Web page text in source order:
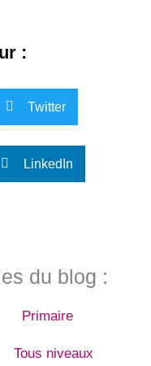
:
Twitter
LinkedIn
du blog :
Primaire
Tous niveaux